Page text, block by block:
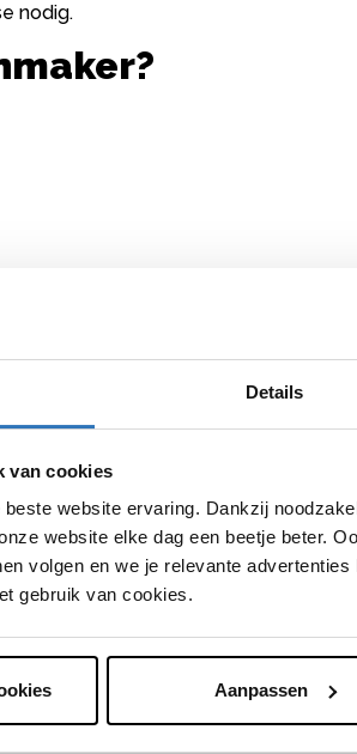
Details
van cookies
website ervaring. Dankzij
website elke dag een beetje beter.
volgen en we je relevante
gebruik van cookies.
Aanpassen
nodig.
en configuratie controleren.
onderdelen opnieuw gekoppeld